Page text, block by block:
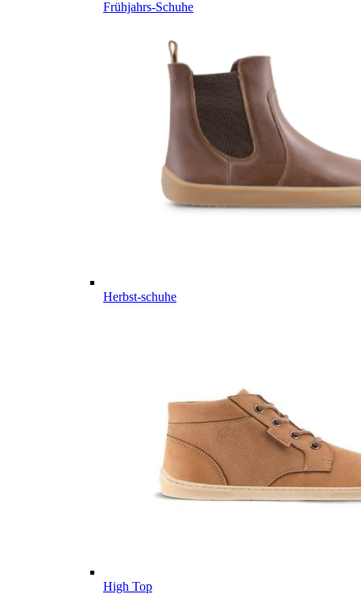
Frühjahrs-Schuhe
Herbst-schuhe
High Top